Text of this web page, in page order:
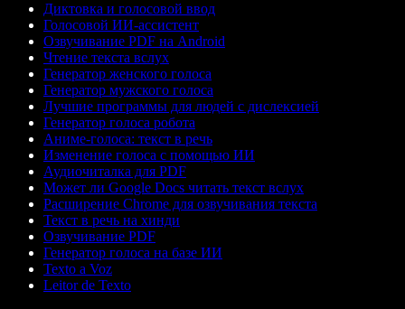
Диктовка и голосовой ввод
Голосовой ИИ-ассистент
Озвучивание PDF на Android
Чтение текста вслух
Генератор женского голоса
Генератор мужского голоса
Лучшие программы для людей с дислексией
Генератор голоса робота
Аниме-голоса: текст в речь
Изменение голоса с помощью ИИ
Аудиочиталка для PDF
Может ли Google Docs читать текст вслух
Расширение Chrome для озвучивания текста
Текст в речь на хинди
Озвучивание PDF
Генератор голоса на базе ИИ
Texto a Voz
Leitor de Texto